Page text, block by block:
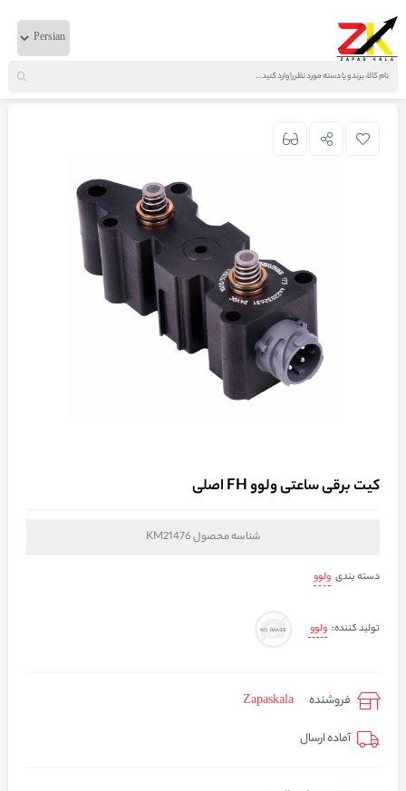
خانه لوازم برقی ولوو کیت برقی ساعتی ولوو FH اصلی
کیت برقی ساعتی ولوو FH اصلی
شناسه محصولKM21476
دسته بندی ولوو
تولید کننده: ولوو
فروشنده
Zapaskala
آماده ارسال